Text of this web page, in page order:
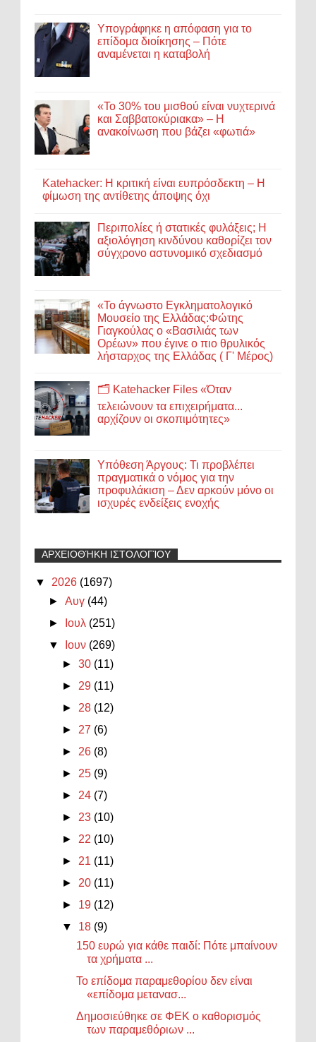
Υπογράφηκε η απόφαση για το
επίδομα διοίκησης – Πότε
αναμένεται η καταβολή
«Το 30% του μισθού είναι νυχτερινά
και Σαββατοκύριακα» – Η
ανακοίνωση που βάζει «φωτιά»
Katehacker: Η κριτική είναι ευπρόσδεκτη – Η
φίμωση της αντίθετης άποψης όχι
Περιπολίες ή στατικές φυλάξεις; Η
αξιολόγηση κινδύνου καθορίζει τον
σύγχρονο αστυνομικό σχεδιασμό
«Το άγνωστο Εγκληματολογικό
Μουσείο της Ελλάδας:Φώτης
Γιαγκούλας ο «Βασιλιάς των
Ορέων» που έγινε ο πιο θρυλικός
λήσταρχος της Ελλάδας ( Γ' Μέρος)
🗂️ Katehacker Files «Όταν
τελειώνουν τα επιχειρήματα...
αρχίζουν οι σκοπιμότητες»
Υπόθεση Άργους: Τι προβλέπει
πραγματικά ο νόμος για την
προφυλάκιση – Δεν αρκούν μόνο οι
ισχυρές ενδείξεις ενοχής
ΑΡΧΕΙΟΘΉΚΗ ΙΣΤΟΛΟΓΊΟΥ
▼ 2026 (1697)
►Αυγ (44)
►
Ιουλ (251)
▼
Ιουν (269)
►30 (11)
► 29 (11)
► 28 (12)
► 27 (6)
► 26 (8)
► 25 (9)
► 24 (7)
► 23 (10)
► 22 (10)
► 21 (11)
► 20 (11)
► 19 (12)
▼ 18 (9)
150 ευρώ για κάθε παιδί: Πότε μπαίνουν
τα χρήματα ...
Το επίδομα παραμεθορίου δεν είναι
«επίδομα μετανασ...
Δημοσιεύθηκε σε ΦΕΚ ο καθορισμός
των παραμεθόριων ...